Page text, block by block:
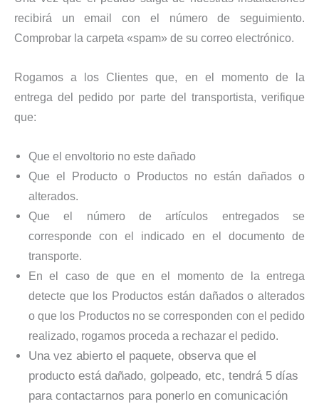
recibirá un email con el número de seguimiento.
Comprobar la carpeta «spam» de su correo electrónico.
Rogamos a los Clientes que, en el momento de la
entrega del pedido por parte del transportista, verifique
que:
Que el envoltorio no este dañado
Que el Producto o Productos no están dañados o
alterados.
Que el número de artículos entregados se
corresponde con el indicado en el documento de
transporte.
En el caso de que en el momento de la entrega
detecte que los Productos están dañados o alterados
o que los Productos no se corresponden con el pedido
realizado, rogamos proceda a rechazar el pedido.
Una vez abierto el paquete, observa que el
producto está dañado, golpeado, etc, tendrá 5 días
para contactarnos para ponerlo en comunicación